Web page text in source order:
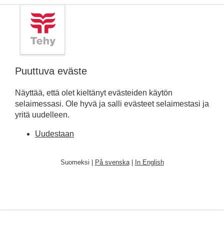
Puuttuva eväste
Näyttää, että olet kieltänyt evästeiden käytön
selaimessasi. Ole hyvä ja salli evästeet selaimestasi ja
yritä uudelleen.
Uudestaan
Suomeksi | På svenska| In English